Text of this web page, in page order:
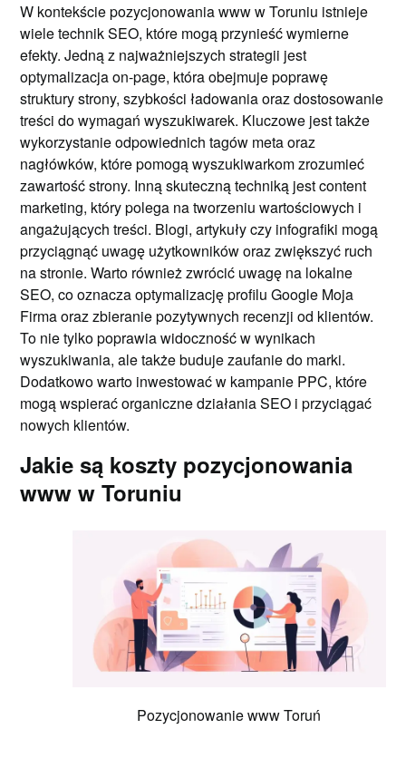
W kontekście pozycjonowania www w Toruniu istnieje
wiele technik SEO, które mogą przynieść wymierne
efekty. Jedną z najważniejszych strategii jest
optymalizacja on-page, która obejmuje poprawę
struktury strony, szybkości ładowania oraz dostosowanie
treści do wymagań wyszukiwarek. Kluczowe jest także
wykorzystanie odpowiednich tagów meta oraz
nagłówków, które pomogą wyszukiwarkom zrozumieć
zawartość strony. Inną skuteczną techniką jest content
marketing, który polega na tworzeniu wartościowych i
angażujących treści. Blogi, artykuły czy infografiki mogą
przyciągnąć uwagę użytkowników oraz zwiększyć ruch
na stronie. Warto również zwrócić uwagę na lokalne
SEO, co oznacza optymalizację profilu Google Moja
Firma oraz zbieranie pozytywnych recenzji od klientów.
To nie tylko poprawia widoczność w wynikach
wyszukiwania, ale także buduje zaufanie do marki.
Dodatkowo warto inwestować w kampanie PPC, które
mogą wspierać organiczne działania SEO i przyciągać
nowych klientów.
Jakie są koszty pozycjonowania
www w Toruniu
Pozycjonowanie www Toruń